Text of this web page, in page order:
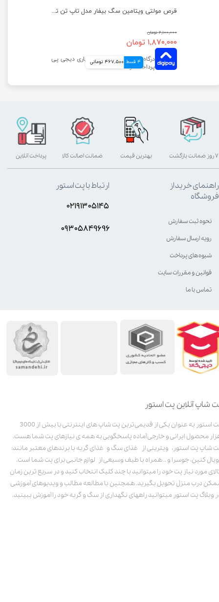
قرص مولتی ویتامین سگ بیفار مدل تاپ تن تعداد 180 عددی
۲,۱۰۰,۰۰۰ تومان
۱,۸۷۰,۰۰۰ تومان
4 قسط 467,500 تومانی
شاپ آنلاین پت استور
پت استور به عنوان یکی از قدیمی‌ترین پت شاپ های اینترنتی با بیش از 3000
محصول ایرانی و خارجی آماده پاسخگویی به همه ی نیازهای پت شما هست.
شاپ پت استور، ویترینی از غذای سگ و غذای گربه با برندهای معتبر مانند:
کنین، جوسرا و .. همراه با طیف وسیعی از لوازم جانبی برای پت شما است.
مورد نیاز پت خود را میتوانید با چند کلیک انتخاب کنید و در سریع ترین زمان
درب منزل تحویل بگیرید. همچنین با مطالعه مطالب و ویدیوهای آموزشی
وبلاگ پت استور میتوانید راههای نگهداری از سگ و گربه خود را آموزش ببینید.
بهترین قیمت پرداخت آنلاین ۷ روز ضمانت بازگشت ضمانت اصالت کالا
راهنمای خرید از
فروشگاه
نحوه ثبت سفارش
رویه ارسال سفارش
شیوه‌های پرداخت
قوانین و مقررات سایت
تماس با ما
ارتباط با پت استور
۰۲۱۹۱۳۰۵۱۴۵
۰۹۳۰۵8۴9696